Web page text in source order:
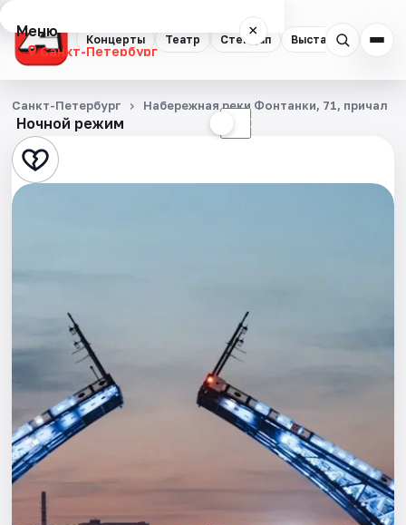
Концерты Театр Стендап Выставки
Меню ×
Санкт-Петербург
Концерты
Театр
Стендап
Спорт
События
Города
Площадки
Ночной режим ☾
Санкт-Петербург Набережная реки Фонтанки, 71, причал